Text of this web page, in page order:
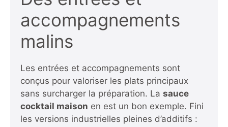
accompagnements
malins
Les entrées et accompagnements sont
conçus pour valoriser les plats principaux
sans surcharger la préparation. La sauce
cocktail maison en est un bon exemple. Fini
les versions industrielles pleines d’additifs :